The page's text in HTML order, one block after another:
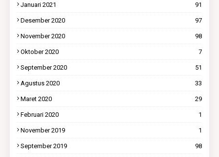
Januari 2021 91
Desember 2020 97
November 2020 98
Oktober 2020 7
September 2020 51
Agustus 2020 33
Maret 2020 29
Februari 2020 1
November 2019 1
September 2019 98